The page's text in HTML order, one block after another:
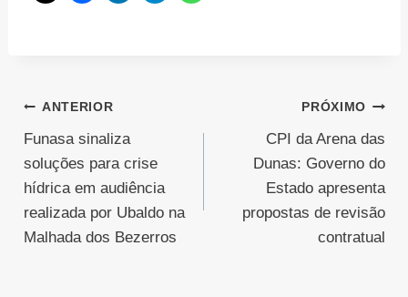
Navegação
de
Post
ANTERIOR
Funasa sinaliza
soluções para crise
hídrica em audiência
realizada por Ubaldo na
Malhada dos Bezerros
PRÓXIMO
CPI da Arena das
Dunas: Governo do
Estado apresenta
propostas de revisão
contratual